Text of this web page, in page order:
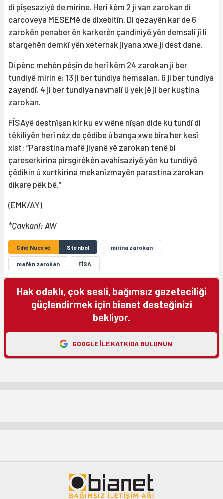
di pîşesaziyê de mirine. Herî kêm 2 ji van zarokan di
çarçoveya MESEMê de dixebitîn. Di qezayên kar de 6
zarokên penaber ên karkerên çandiniyê yên demsalî jî li
stargehên demkî yên xeternak jiyana xwe ji dest dane.
Di pênc mehên pêşîn de herî kêm 24 zarokan ji ber
tundiyê mirin e; 13 ji ber tundiya hemsalan, 6 ji ber tundiya
zayendî, 4 ji ber tundiya navmalî û yek jê ji ber kuştina
zarokan.
FÎSAyê destnîşan kir ku ev wêne nîşan dide ku tundî di
têkiliyên herî nêz de çêdibe û banga xwe bîra her kesî
xist: “Parastina mafê jiyanê yê zarokan tenê bi
çareserkirina pirsgirêkên avahîsaziyê yên ku tundiyê
çêdikin û xurtkirina mekanîzmayên parastina zarokan
dikare pêk bê.”
(EMK/AY)
*Çavkanî: AW
Cihê Nûçeyê Stenbol mirina zarokan
mafên zarokan FİSA
Hak odaklı, çok sesli, bağımsız gazeteciliği
güçlendirmek için bianet desteğinizi
bekliyor.
GOOGLE ILE KATKIDA BULUNUN